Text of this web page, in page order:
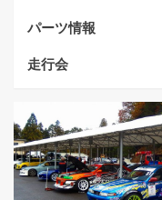
パーツ情報
走行会